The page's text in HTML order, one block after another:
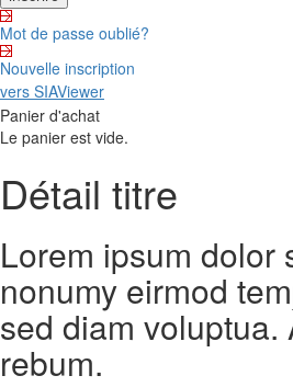
Mot de passe oublié?
Nouvelle inscription
vers SIAViewer
Panier d'achat
Le panier est vide.
Détail titre
Lorem ipsum dolor
nonumy eirmod
sed diam
rebum.